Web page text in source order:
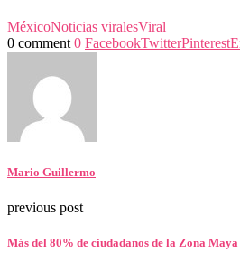
MéxicoNoticias viralesViral
0 comment 0 FacebookTwitterPinterest
Mario Guillermo
previous post
Más del 80% de ciudadanos de la Zona